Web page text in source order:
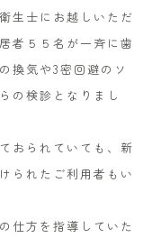
生士にお越しいただ
者５５名が一斉に歯
換気や3密回避のソ
の検診となりまし
おられていても、新
られたご利用者もい
仕方を指導していた